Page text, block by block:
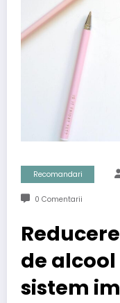
Recomandari
0 Comentarii
de
sistem